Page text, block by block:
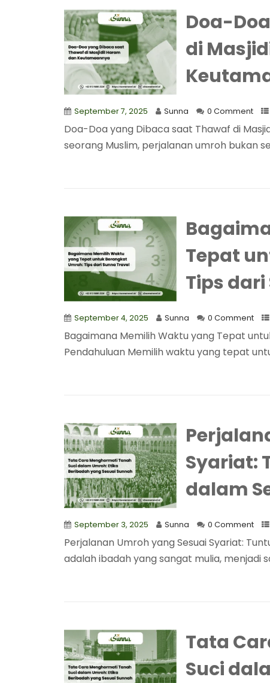
Doa-
di
September 7, 2025 Sunna 0 Comment
Doa-Doa yang Dibaca saat Thawaf di
seorang Muslim, perjalanan umroh bukan
Tepat
Tips
September 4, 2025 Sunna 0 Comment
Bagaimana Memilih Waktu yang Tepat
Pendahuluan Memilih waktu yang tepat
Syariat:
dalam
September 3, 2025 Sunna 0 Comment
Perjalanan Umroh yang Sesuai Syariat:
adalah ibadah yang sangat mulia, menjadi
Tata
Suci